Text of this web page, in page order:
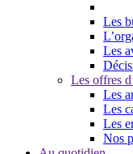
Les
Les
Les offres
Les
Les
Les
Nos